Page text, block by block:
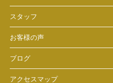
スタッフ
お客様の声
ブログ
アクセスマップ